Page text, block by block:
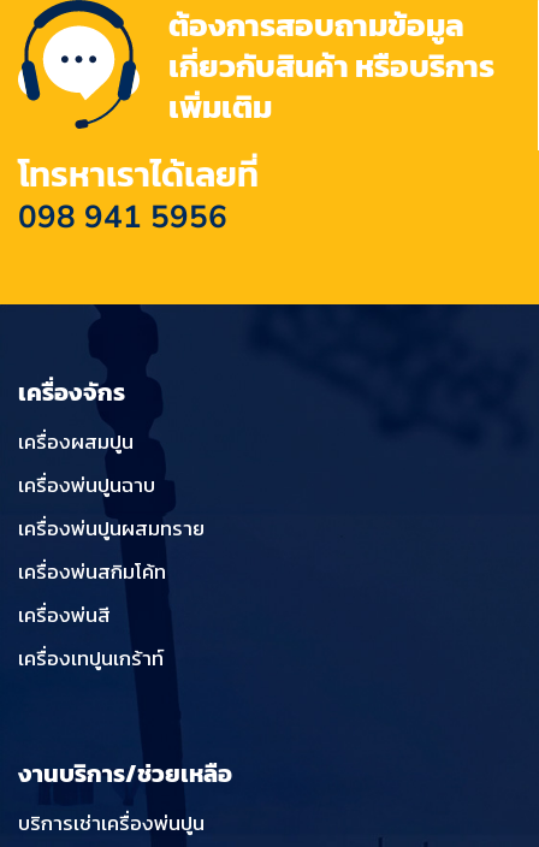
ต้องการสอบถามข้อมูล
เกี่ยวกับสินค้า หรือบริการ
เพิ่มเติม
โทรหาเราได้เลยที่
098 941 5956
เครื่องจักร
เครื่องผสมปูน
เครื่องพ่นปูนฉาบ
เครื่องพ่นปูนผสมทราย
เครื่องพ่นสกิมโค้ท
เครื่องพ่นสี
เครื่องเทปูนเกร้าท์
งานบริการ/ช่วยเหลือ
บริการเช่าเครื่องพ่นปูน